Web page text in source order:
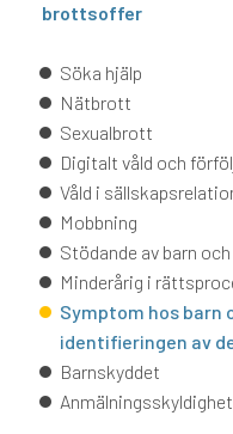
brottsoffer
Söka hjälp
Nätbrott
Sexualbrott
Digitalt våld och
Våld i
Mobbning
Stödande av barn och
Minderårig i
Symptom hos barn
identifieringen av
Barnskyddet